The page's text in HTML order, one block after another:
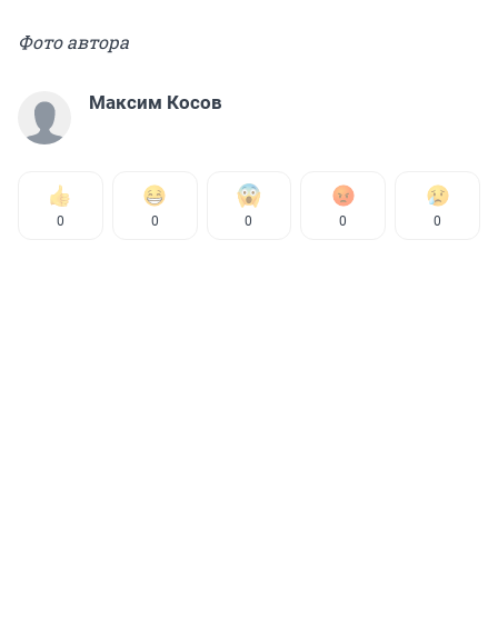
Фото автора
Максим Косов
0 0 0 0 0